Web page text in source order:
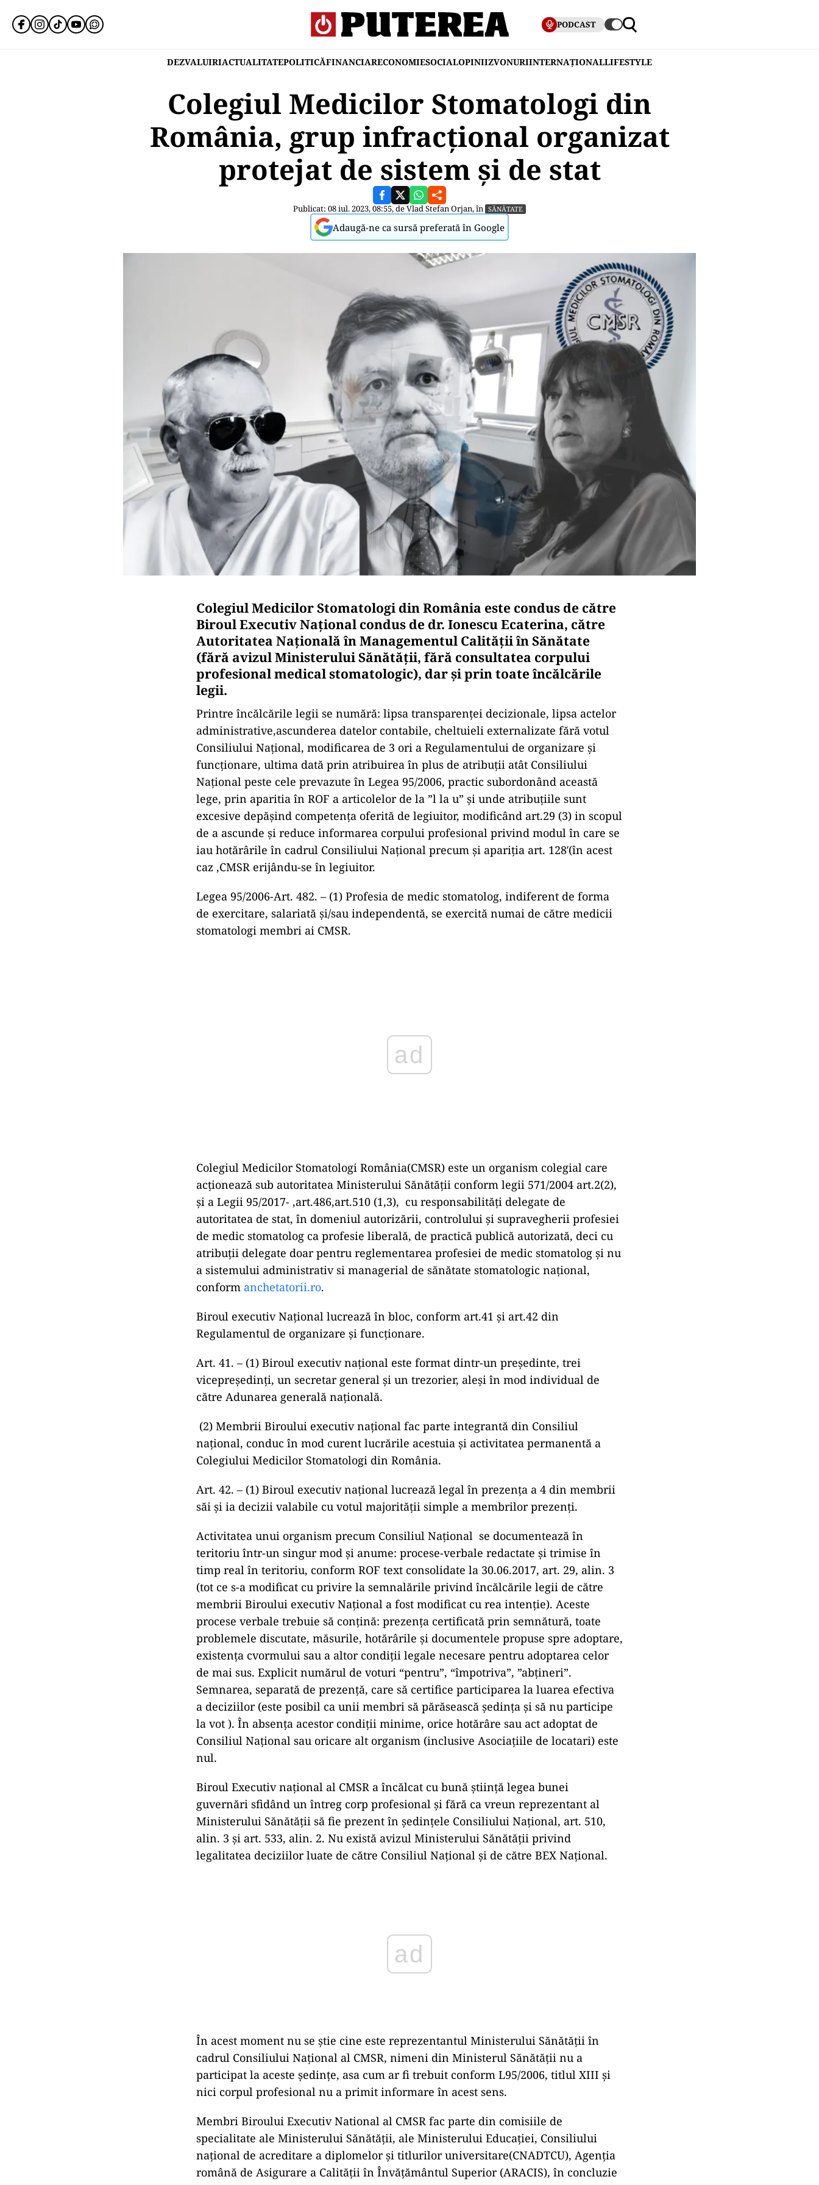
PODCAST
DEZVALUIRIACTUALITATEPOLITICĂFINANCIARECONOMIESOCIALOPINIIZVONURIINTERNAȚIONALLIFESTYLE
Colegiul Medicilor Stomatologi din
România, grup infracțional organizat
protejat de sistem și de stat
Publicat: 08 iul. 2023, 08:55, deVlad Stefan Orjan, în SĂNĂTATE
Adaugă-ne ca sursă preferată în Google
Colegiul Medicilor Stomatologi din România este condus de către
Biroul Executiv Național condus de dr. Ionescu Ecaterina, către
Autoritatea Națională în Managementul Calității în Sănătate
(fără avizul Ministerului Sănătății, fără consultatea corpului
profesional medical stomatologic), dar și prin toate încălcările
legii.
Printre încălcările legii se numără: lipsa transparenței decizionale, lipsa actelor
administrative,ascunderea datelor contabile, cheltuieli externalizate fără votul
Consiliului Național, modificarea de 3 ori a Regulamentului de organizare și
funcționare, ultima dată prin atribuirea în plus de atribuții atât Consiliului
Național peste cele prevazute în Legea 95/2006, practic subordonând această
lege, prin aparitia în ROF a articolelor de la ”l la u” și unde atribuțiile sunt
excesive depășind competența oferită de legiuitor, modificând art.29 (3) in scopul
de a ascunde și reduce informarea corpului profesional privind modul în care se
iau hotărârile în cadrul Consiliului Național precum și apariția art. 128′(în acest
caz ,CMSR erijându-se în legiuitor.
Legea 95/2006-Art. 482. – (1) Profesia de medic stomatolog, indiferent de forma
de exercitare, salariată și/sau independentă, se exercită numai de către medicii
stomatologi membri ai CMSR.
Colegiul Medicilor Stomatologi România(CMSR) este un organism colegial care
acționează sub autoritatea Ministerului Sănătății conform legii 571/2004 art.2(2),
și a Legii 95/2017- ,art.486,art.510 (1,3), cu responsabilități delegate de
autoritatea de stat, în domeniul autorizării, controlului și supravegherii profesiei
de medic stomatolog ca profesie liberală, de practică publică autorizată, deci cu
atribuții delegate doar pentru reglementarea profesiei de medic stomatolog și nu
a sistemului administrativ si managerial de sănătate stomatologic național,
conform anchetatorii.ro.
Biroul executiv Național lucrează în bloc, conform art.41 și art.42 din
Regulamentul de organizare și funcționare.
Art. 41. – (1) Biroul executiv național este format dintr-un președinte, trei
vicepreședinți, un secretar general și un trezorier, aleși în mod individual de
către Adunarea generală națională.
(2) Membrii Biroului executiv național fac parte integrantă din Consiliul
național, conduc în mod curent lucrările acestuia și activitatea permanentă a
Colegiului Medicilor Stomatologi din România.
Art. 42. – (1) Biroul executiv național lucrează legal în prezența a 4 din membrii
săi și ia decizii valabile cu votul majorității simple a membrilor prezenți.
Activitatea unui organism precum Consiliul Național se documentează în
teritoriu într-un singur mod și anume: procese-verbale redactate și trimise în
timp real în teritoriu, conform ROF text consolidate la 30.06.2017, art. 29, alin. 3
(tot ce s-a modificat cu privire la semnalările privind încălcările legii de către
membrii Biroului executiv Național a fost modificat cu rea intenție). Aceste
procese verbale trebuie să conțină: prezența certificată prin semnătură, toate
problemele discutate, măsurile, hotărârile și documentele propuse spre adoptare,
existența cvormului sau a altor condiții legale necesare pentru adoptarea celor
de mai sus. Explicit numărul de voturi “pentru”, “împotriva”, ”abțineri”.
Semnarea, separată de prezență, care să certifice participarea la luarea efectiva
a deciziilor (este posibil ca unii membri să părăsească ședința și să nu participe
la vot ). În absența acestor condiții minime, orice hotărâre sau act adoptat de
Consiliul Național sau oricare alt organism (inclusive Asociațiile de locatari) este
nul.
Biroul Executiv național al CMSR a încălcat cu bună știință legea bunei
guvernări sfidând un întreg corp profesional și fără ca vreun reprezentant al
Ministerului Sănătății să fie prezent în ședințele Consiliului Național, art. 510,
alin. 3 și art. 533, alin. 2. Nu există avizul Ministerului Sănătății privind
legalitatea deciziilor luate de către Consiliul Național și de către BEX Național.
ad
În acest moment nu se știe cine este reprezentantul Ministerului Sănătății în
cadrul Consiliului Național al CMSR, nimeni din Ministerul Sănătății nu a
participat la aceste ședințe, asa cum ar fi trebuit conform L95/2006, titlul XIII și
nici corpul profesional nu a primit informare în acest sens.
Membri Biroului Executiv National al CMSR fac parte din comisiile de
specialitate ale Ministerului Sănătății, ale Ministerului Educației, Consiliului
național de acreditare a diplomelor și titlurilor universitare(CNADTCU), Agenția
română de Asigurare a Calității în Învățământul Superior (ARACIS), în concluzie